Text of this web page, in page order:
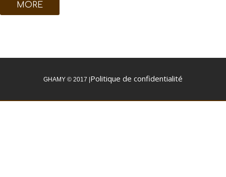
MORE
GHAMY © 2017 | Politique de confidentialité